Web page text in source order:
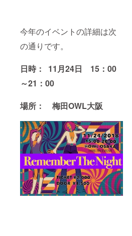
今年のイベントの詳細は次
の通りです。
日時：
11月24日 15：00
～21：00
場所： 梅田OWL大阪